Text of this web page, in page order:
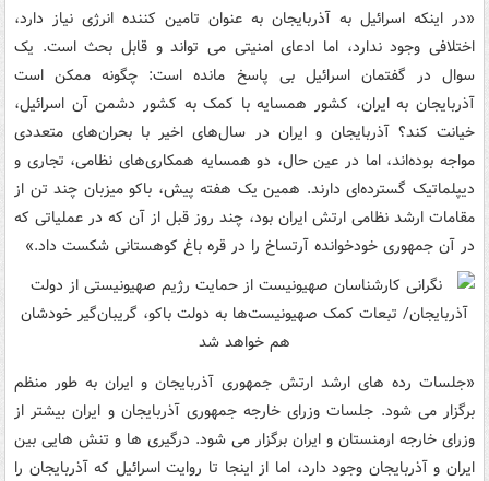
«در اینکه اسرائیل به آذربایجان به عنوان تامین کننده انرژی نیاز دارد،
اختلافی وجود ندارد، اما ادعای امنیتی می تواند و قابل بحث است. یک
سوال در گفتمان اسرائیل بی پاسخ مانده است: چگونه ممکن است
آذربایجان به ایران، کشور همسایه با کمک به کشور دشمن آن اسرائیل،
خیانت کند؟ آذربایجان و ایران در سال‌های اخیر با بحران‌های متعددی
مواجه بوده‌اند، اما در عین حال، دو همسایه همکاری‌های نظامی، تجاری و
دیپلماتیک گسترده‌ای دارند. همین یک هفته پیش، باکو میزبان چند تن از
مقامات ارشد نظامی ارتش ایران بود، چند روز قبل از آن که در عملیاتی که
در آن جمهوری خودخوانده آرتساخ را در قره باغ کوهستانی شکست داد.»
«جلسات رده های ارشد ارتش جمهوری آذربایجان و ایران به طور منظم
برگزار می شود. جلسات وزرای خارجه جمهوری آذربایجان و ایران بیشتر از
وزرای خارجه ارمنستان و ایران برگزار می شود. درگیری ها و تنش هایی بین
ایران و آذربایجان وجود دارد، اما از اینجا تا روایت اسرائیل که آذربایجان را